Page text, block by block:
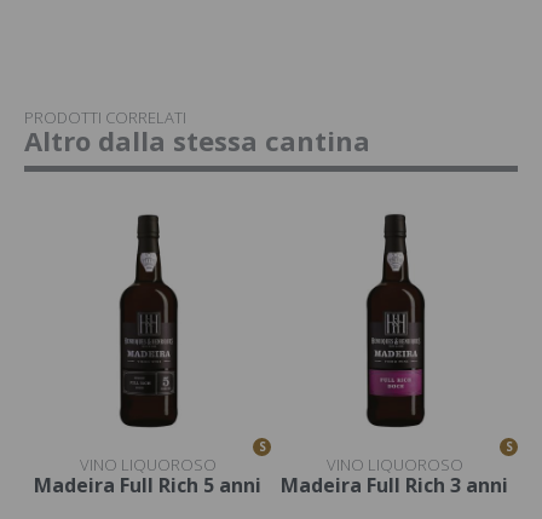
PRODOTTI CORRELATI
Altro dalla stessa cantina
S
VINO LIQUOROSO
Madeira Full Rich 5 anni
S
VINO LIQUOROSO
Madeira Full Rich 3 anni